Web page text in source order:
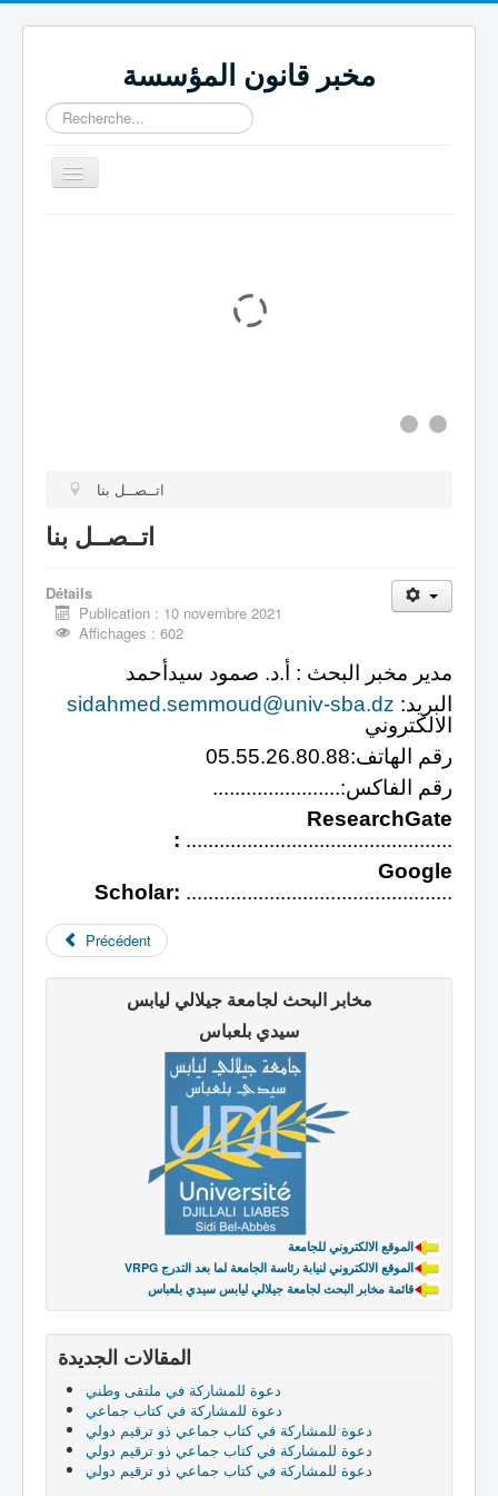
مخبر قانون المؤسسة
Rechercher
Basculer
la
التعريـــف بالمــخبـــر
الصفحة الرئيـــــــــسية
اتــصــل بنا
اتــصــل بنا
Détails
Publication : 10 novembre 2021
Affichages : 602
مدير مخبر البحث : أ.د. صمود سيدأحمد
sidahmed.semmoud@univ-sba.dz :البريد
الالكتروني
05.55.26.80.88:رقم الهاتف
.......................:رقم الفاكس
ResearchGate
: ................................................
Google
Scholar: ................................................
Précédent
مخابر البحث لجامعة جيلالي ليابس
سيدي بلعباس
الموقع الالكتروني للجامعة
VRPG الموقع الالكتروني لنيابة رئاسة الجامعة لما بعد التدرج
قائمة مخابر البحث لجامعة جيلالي ليابس سيدي بلعباس
المقالات الجديدة
دعوة للمشاركة في ملتقى وطني
دعوة للمشاركة في كتاب جماعي
دعوة للمشاركة في كتاب جماعي ذو ترقيم دولي
دعوة للمشاركة في كتاب جماعي ذو ترقيم دولي
دعوة للمشاركة في كتاب جماعي ذو ترقيم دولي